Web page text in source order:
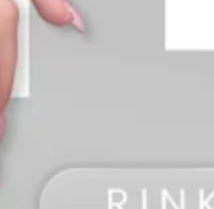
Prisijungti
Rewards“